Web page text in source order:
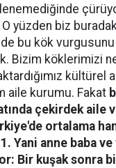
yüzden biz
bu kök
Bizim köklerimizi
kültürel
aile kurumu. Fakat
çekirdek aile
ortalama
Yani anne baba
Bir kuşak sonra